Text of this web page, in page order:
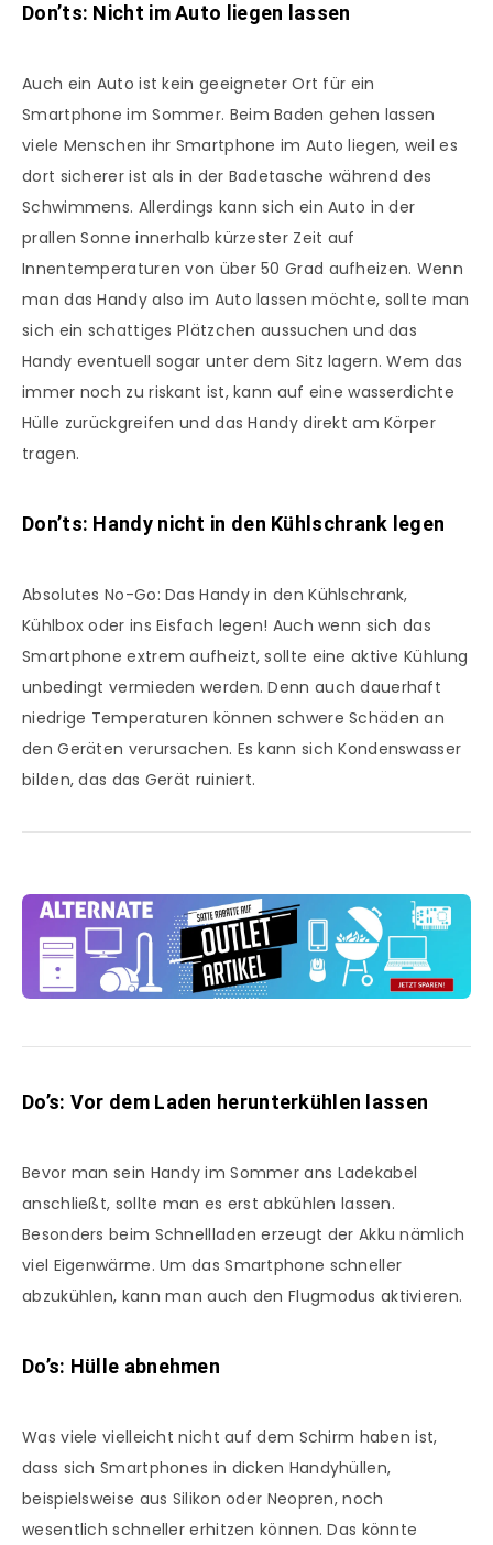
Don’ts: Nicht im Auto liegen lassen
Auch ein Auto ist kein geeigneter Ort für ein
Smartphone im Sommer. Beim Baden gehen lassen
viele Menschen ihr Smartphone im Auto liegen, weil es
dort sicherer ist als in der Badetasche während des
Schwimmens. Allerdings kann sich ein Auto in der
prallen Sonne innerhalb kürzester Zeit auf
Innentemperaturen von über 50 Grad aufheizen. Wenn
man das Handy also im Auto lassen möchte, sollte man
sich ein schattiges Plätzchen aussuchen und das
Handy eventuell sogar unter dem Sitz lagern. Wem das
immer noch zu riskant ist, kann auf eine wasserdichte
Hülle zurückgreifen und das Handy direkt am Körper
tragen.
Don’ts: Handy nicht in den Kühlschrank legen
Absolutes No-Go: Das Handy in den Kühlschrank,
Kühlbox oder ins Eisfach legen! Auch wenn sich das
Smartphone extrem aufheizt, sollte eine aktive Kühlung
unbedingt vermieden werden. Denn auch dauerhaft
niedrige Temperaturen können schwere Schäden an
den Geräten verursachen. Es kann sich Kondenswasser
bilden, das das Gerät ruiniert.
Do’s: Vor dem Laden herunterkühlen lassen
Bevor man sein Handy im Sommer ans Ladekabel
anschließt, sollte man es erst abkühlen lassen.
Besonders beim Schnellladen erzeugt der Akku nämlich
viel Eigenwärme. Um das Smartphone schneller
abzukühlen, kann man auch den Flugmodus aktivieren.
Do’s: Hülle abnehmen
Was viele vielleicht nicht auf dem Schirm haben ist,
dass sich Smartphones in dicken Handyhüllen,
beispielsweise aus Silikon oder Neopren, noch
wesentlich schneller erhitzen können. Das könnte